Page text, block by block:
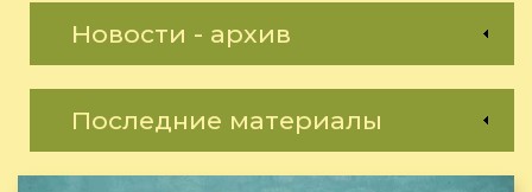
Новости - архив
Последние материалы